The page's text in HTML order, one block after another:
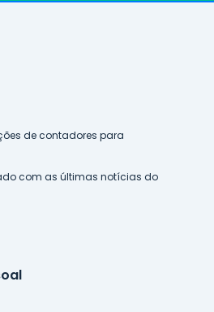
de contadores para
com as últimas notícias do